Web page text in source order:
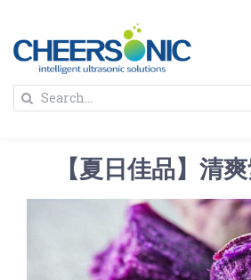
content
解决方案
Search
【夏日佳品】清